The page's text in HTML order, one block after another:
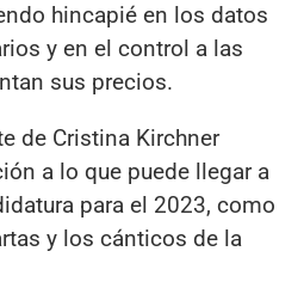
hincapié en los datos
y en el control a las
sus precios.
de Cristina Kirchner
a lo que puede llegar a
para el 2023, como
y los cánticos de la